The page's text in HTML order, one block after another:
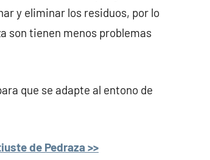
y eliminar los residuos, por lo
son tienen menos problemas
que se adapte al entono de
de Pedraza >>